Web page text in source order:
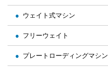
ウェイト式マシン
フリーウェイト
プレートローディングマシン